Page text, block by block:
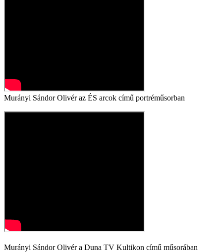
Murányi Sándor Olivér az ÉS arcok című portréműsorban
Murányi Sándor Olivér a Duna TV Kultikon című műsorában